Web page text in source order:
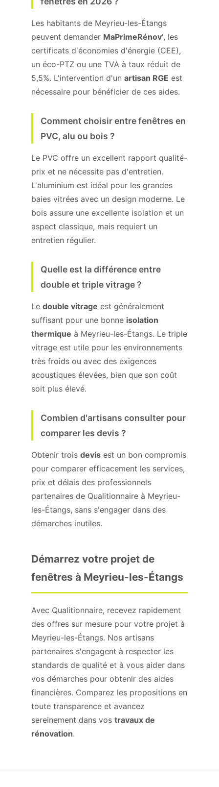
Les habitants de Meyrieu-les-Étangs
peuvent demander MaPrimeRénov', les
certificats d'économies d'énergie (CEE),
un éco-PTZ ou une TVA à taux réduit de
5,5%. L'intervention d'un artisan RGE est
nécessaire pour bénéficier de ces aides.
Comment choisir entre fenêtres en
PVC, alu ou bois ?
Le PVC offre un excellent rapport qualité-
prix et ne nécessite pas d'entretien.
L'aluminium est idéal pour les grandes
baies vitrées avec un design moderne. Le
bois assure une excellente isolation et un
aspect classique, mais requiert un
entretien régulier.
Quelle est la différence entre
double et triple vitrage ?
Le double vitrage est généralement
suffisant pour une bonne isolation
thermique à Meyrieu-les-Étangs. Le triple
vitrage est utile pour les environnements
très froids ou avec des exigences
acoustiques élevées, bien que son coût
soit plus élevé.
Combien d'artisans consulter pour
comparer les devis ?
Obtenir trois devis est un bon compromis
pour comparer efficacement les services,
prix et délais des professionnels
partenaires de Qualitionnaire à Meyrieu-
les-Étangs, sans s'engager dans des
démarches inutiles.
Démarrez votre projet de
fenêtres à Meyrieu-les-Étangs
Avec Qualitionnaire, recevez rapidement
des offres sur mesure pour votre projet à
Meyrieu-les-Étangs. Nos artisans
partenaires s'engagent à respecter les
standards de qualité et à vous aider dans
vos démarches pour obtenir des aides
financières. Comparez les propositions en
toute transparence et avancez
sereinement dans vos travaux de
rénovation.